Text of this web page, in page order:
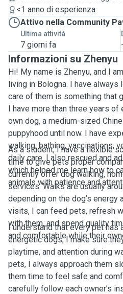
<1 anno di esperienza
Attivo nella Community
Ultima attività
7 giorni fa -
Informazioni su Zhenyu
Hi! My name is Zhenyu, and I
living in Bologna. I have always
care of them is something that
I have more than three years
own dog, a medium-sized
puppyhood until now. I have
walking, bathing, vaccinations,
daily care. I also rescued and
which helped me learn how to
animals with patience and
As a student, I have a flexible
time to give pets proper
currently offer dog walking,
services. Walks are usually
depending on the dog’s energy
visits, I can feed pets, refresh
with them, and spend quality
and comfortable while their
I understand that every pet has
energetic dogs, I make sure
playtime, and attention during
pets, I always approach them
them time to feel safe and
carefully follow each owner’s